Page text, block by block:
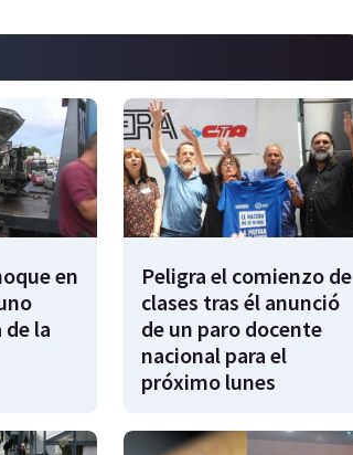
en
la
Peligra el comienzo de
clases tras él anunció
de un paro docente
nacional para el
próximo lunes